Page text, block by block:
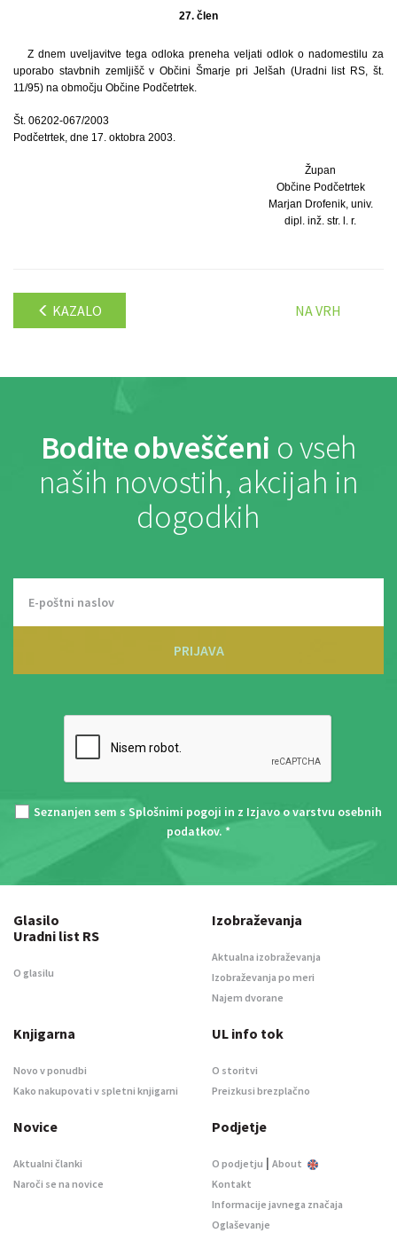
27. člen
Z dnem uveljavitve tega odloka preneha veljati odlok o nadomestilu za
uporabo stavbnih zemljišč v Občini Šmarje pri Jelšah (Uradni list RS, št.
11/95) na območju Občine Podčetrtek.
Št. 06202-067/2003
Podčetrtek, dne 17. oktobra 2003.
Župan
Občine Podčetrtek
Marjan Drofenik, univ.
dipl. inž. str. l. r.
KAZALO NA VRH
Bodite obveščeni o vseh
naših novostih, akcijah in
dogodkih
PRIJAVA
Seznanjen sem s Splošnimi pogoji in z Izjavo o varstvu osebnih
podatkov. *
Glasilo
Uradni list RS
O glasilu
Izobraževanja
Aktualna izobraževanja
Izobraževanja po meri
Najem dvorane
Knjigarna
Novo v ponudbi
Kako nakupovati v spletni knjigarni
UL info tok
O storitvi
Preizkusi brezplačno
Novice
Aktualni članki
Naroči se na novice
Podjetje
O podjetju | About
Kontakt
Informacije javnega značaja
Oglaševanje